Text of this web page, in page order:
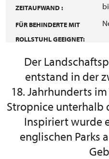
ZEITAUFWAND :
FÜR BEHINDERTE MIT
ROLLSTUHL GEEIGNET:
Der
entstand in der
18. Jahrhunderts
Stropnice unterhalb
Inspiriert wurde
englischen Parks